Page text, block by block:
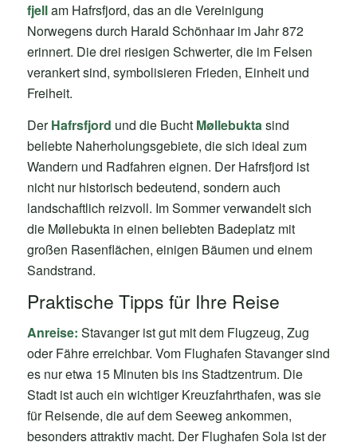
fjellam Hafrsfjord, das an die Vereinigung
Norwegens durch Harald Schönhaar im Jahr 872
erinnert. Die drei riesigen Schwerter, die im Felsen
verankert sind, symbolisieren Frieden, Einheit und
Freiheit.
DerHafrsfjord und die Bucht Møllebuktasind
beliebte Naherholungsgebiete, die sich ideal zum
Wandern und Radfahren eignen. Der Hafrsfjord ist
nicht nur historisch bedeutend, sondern auch
landschaftlich reizvoll. Im Sommer verwandelt sich
die Møllebukta in einen beliebten Badeplatz mit
großen Rasenflächen, einigen Bäumen und einem
Sandstrand.
Praktische Tipps für Ihre Reise
Anreise: Stavanger ist gut mit dem Flugzeug, Zug
oder Fähre erreichbar. Vom Flughafen Stavanger sind
es nur etwa 15 Minuten bis ins Stadtzentrum. Die
Stadt ist auch ein wichtiger Kreuzfahrthafen, was sie
für Reisende, die auf dem Seeweg ankommen,
besonders attraktiv macht. Der Flughafen Sola ist der